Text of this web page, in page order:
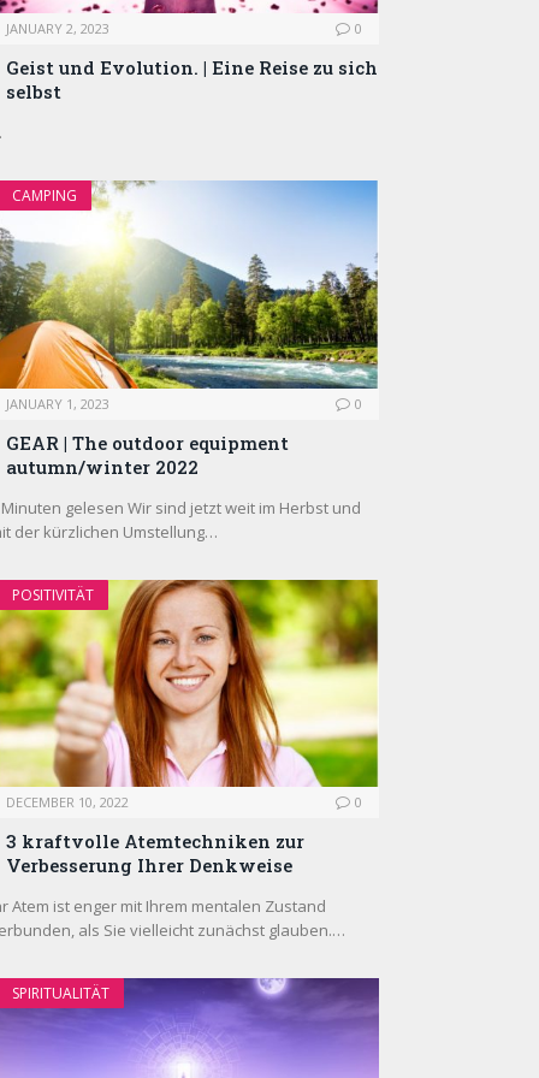
JANUARY 2, 2023 0
Geist und Evolution. | Eine Reise zu sich
selbst
CAMPING
JANUARY 1, 2023 0
GEAR | The outdoor equipment
autumn/winter 2022
gelesen Wir sind jetzt weit im Herbst und
der kürzlichen Umstellung…
POSITIVITÄT
DECEMBER 10, 2022 0
3 kraftvolle Atemtechniken zur
Verbesserung Ihrer Denkweise
Atem ist enger mit Ihrem mentalen Zustand
als Sie vielleicht zunächst glauben.…
SPIRITUALITÄT